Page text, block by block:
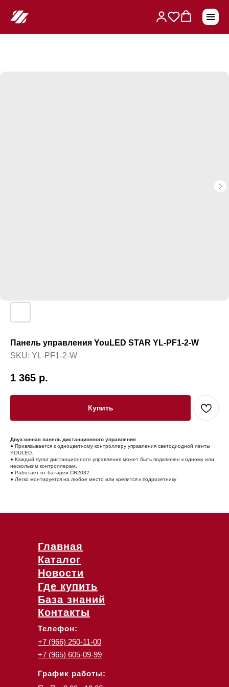
Панель управления YouLED STAR YL-PF1-2-W
SKU: YL-PF1-2-W
1 365 р.
Купить
Двухзонная панель дистанционного управления
● Привязывается к одноцветному контроллеру управления светодиодной ленты
YOULED.
● Каждый пульт дистанционного управления может быть подключен к одному или
нескольким контроллерам.
● Работает от батареи CR2032.
● Легко монтируется на любое место или крепится к подрозетнику
Главная
Каталог
Где купить
База знаний
Новости
Контакты
Телефон:
График работы:
+7 (966) 250-11-00
+7 (965) 605-09-99